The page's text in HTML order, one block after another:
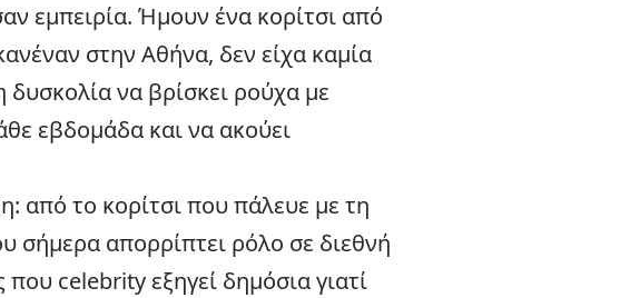
εμπειρία. Ήμουν ένα κορίτσι από
στην Αθήνα, δεν είχα καμία
να βρίσκει ρούχα με
εβδομάδα και να ακούει
από το κορίτσι που πάλευε με τη
σήμερα απορρίπτει ρόλο σε διεθνή
celebrity εξηγεί δημόσια γιατί